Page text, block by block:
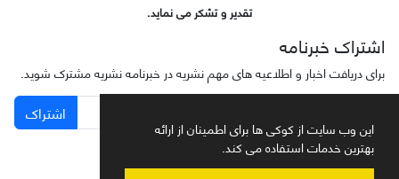
این وب سایت از کوکی ها برای اطمینان از ارائه
بهترین خدمات استفاده می کند.
تقدیر و تشکر می نماید.
اشتراک خبرنامه
برای دریافت اخبار و اطلاعیه های مهم نشریه در خبرنامه نشریه مشترک شوید.
اشتراک